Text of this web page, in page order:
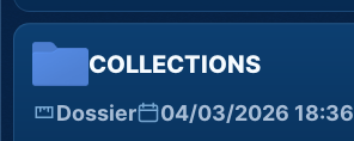
COLLECTIONS
Dossier 04/03/2026 18:36